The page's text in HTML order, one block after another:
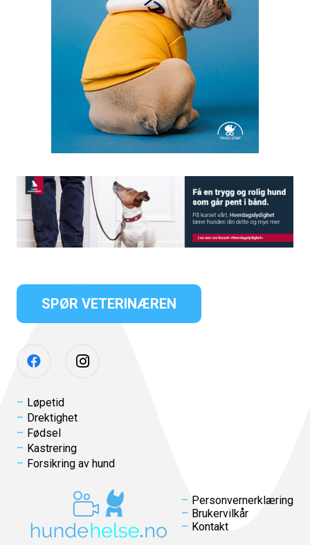
SPØR VETERINÆREN
Løpetid
Drektighet
Fødsel
Kastrering
Forsikring av hund
Personvernerklæring
Brukervilkår
Kontakt